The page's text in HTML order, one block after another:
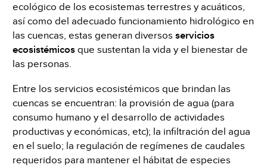
ecológico de los ecosistemas terrestres y acuáticos,
así como del adecuado funcionamiento hidrológico en
las cuencas, estas generan diversosservicios
ecosistémicos que sustentan la vida y el bienestar de
las personas.
Entre los servicios ecosistémicos que brindan las
cuencas se encuentran: la provisión de agua (para
consumo humano y el desarrollo de actividades
productivas y económicas, etc); la infiltración del agua
en el suelo; la regulación de regímenes de caudales
requeridos para mantener el hábitat de especies